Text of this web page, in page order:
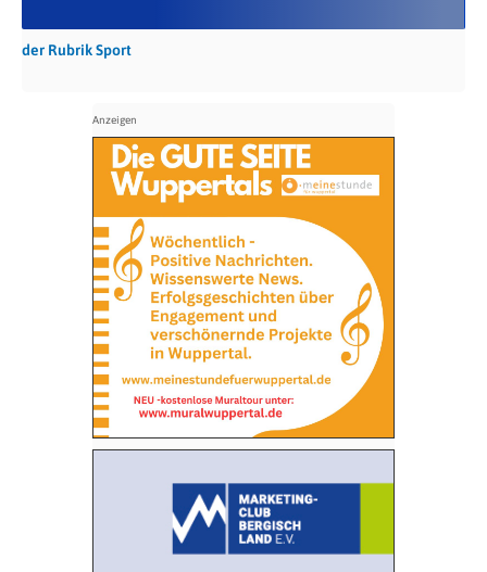
der Rubrik Sport